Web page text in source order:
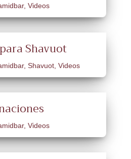
, Videos
Shavuot
, Shavuot, Videos
, Videos